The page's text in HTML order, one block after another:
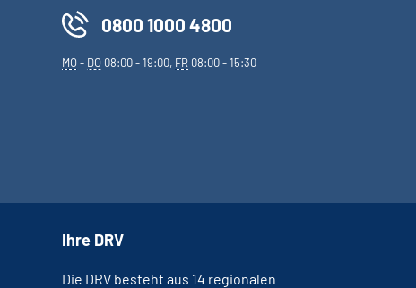
0800 1000 4800
MO- DO 08:00 - 19:00, FR 08:00 - 15:30
Ihre DRV
Die DRV besteht aus 14 regionalen